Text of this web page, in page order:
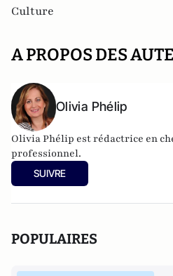
Culture
A PROPOS DES
Olivia Phélip
Olivia Phélip est rédactrice en
professionnel.
SUIVRE
POPULAIRES